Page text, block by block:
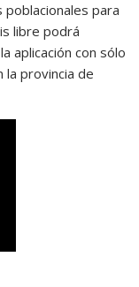
para
libre podrá
aplicación con sólo
provincia de